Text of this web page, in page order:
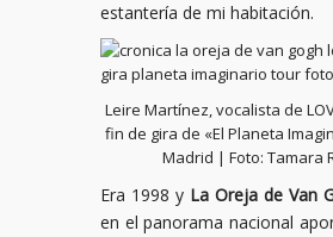
estantería de mi habitación.
Leire Martínez, vocalista de
fin de gira de «El Planeta
Madrid | Foto: Tamara
Era 1998 y La Oreja de Van
en el panorama nacional